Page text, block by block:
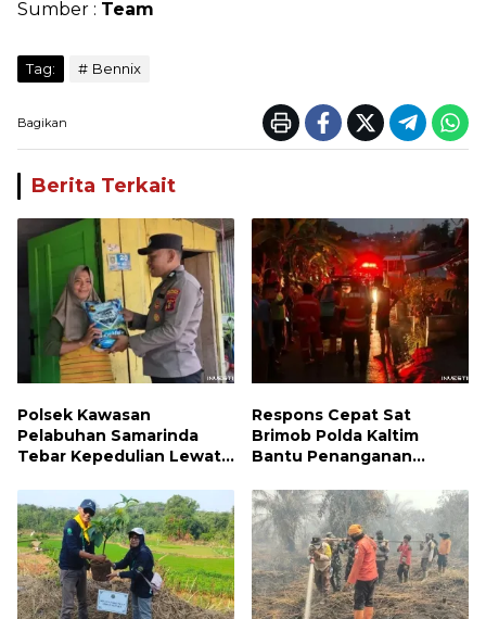
Sumber : Team
Tag: Bennix
Bagikan
Berita Terkait
Polsek Kawasan
Pelabuhan Samarinda
Tebar Kepedulian Lewat
Sungai Dama Terima
Bantuan Sosial
Respons Cepat Sat
Brimob Polda Kaltim
Bantu Penanganan
Samarinda